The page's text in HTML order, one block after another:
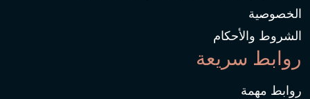
الخصوصية
الشروط والأحكام
روابط سريعة
روابط مهمة